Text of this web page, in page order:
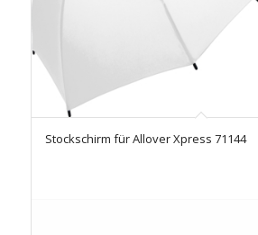
Stockschirm für Allover Xpress 71144